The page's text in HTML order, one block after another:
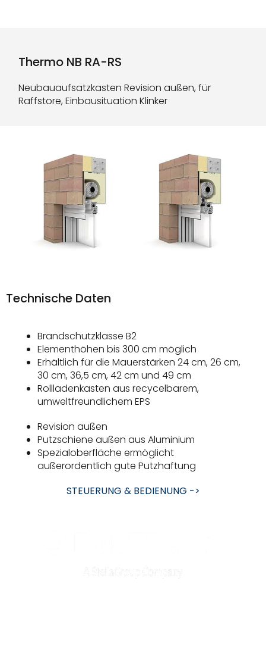
Thermo NB RA-RS
Neubauaufsatzkasten Revision außen, für
Raffstore, Einbausituation Klinker
Technische Daten
Brandschutzklasse B2
Elementhöhen bis 300 cm möglich
Erhältlich für die Mauerstärken 24 cm, 26 cm,
30 cm, 36,5 cm, 42 cm und 49 cm
Rollladenkasten aus recycelbarem,
umweltfreundlichem EPS
Revision außen
Putzschiene außen aus Aluminium
Spezialoberfläche ermöglicht
außerordentlich gute Putzhaftung
STEUERUNG & BEDIENUNG ->